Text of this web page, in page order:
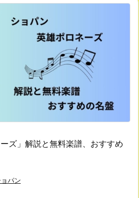
ズ」解説と無料楽譜、おすすめ
パン